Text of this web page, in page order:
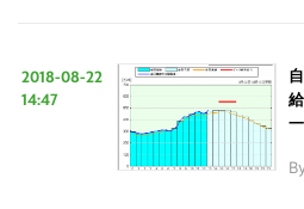
2018-08-22
14:47